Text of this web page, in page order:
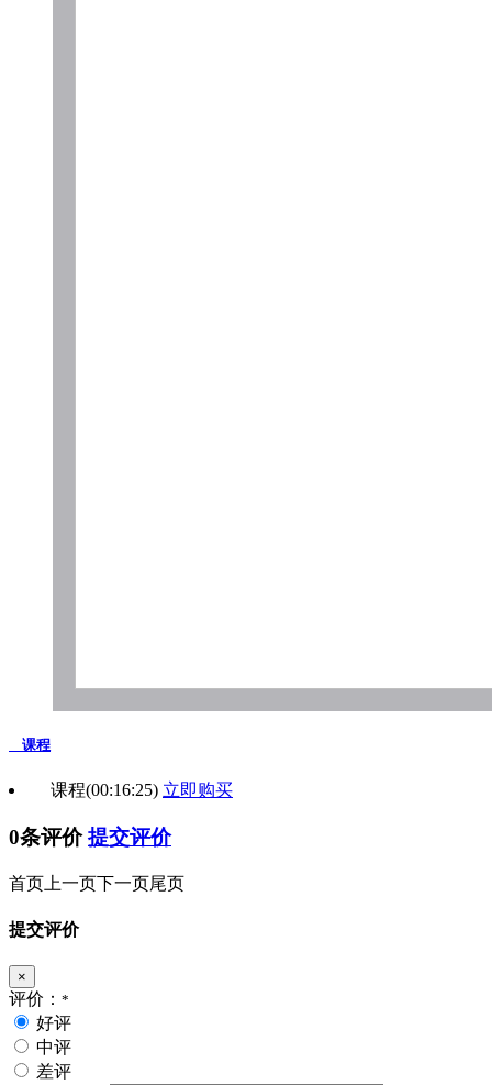
课程
课程(00:16:25) 立即购买
0条评价 提交评价
首页 上一页下一页尾页
提交评价
×
评价： *
好评
中评
差评